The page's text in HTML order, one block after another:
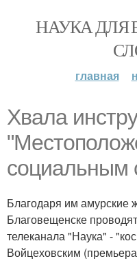
НАУКА ДЛЯ
главная
Хвала
социальным
Благодаря им амурские
Благовещенске
телеканала "Наука" -
Войцеховским